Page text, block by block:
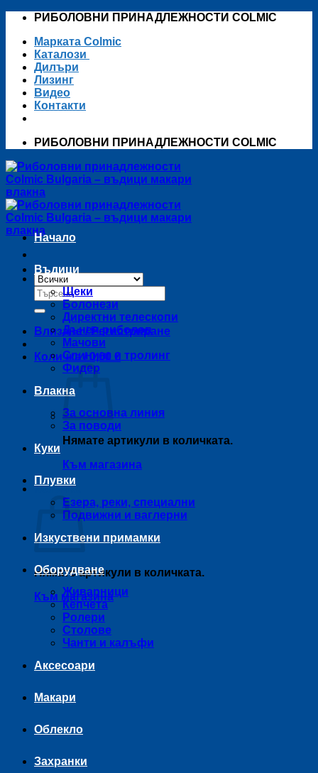
Skip
content
РИБОЛОВНИ ПРИНАДЛЕЖНОСТИ COLMIC
Марката Colmic
Каталози
Дилъри
Лизинг
Видео
Контакти
РИБОЛОВНИ ПРИНАДЛЕЖНОСТИ COLMIC
Търсене
за:
Влизане / Регистриране
Количка /0,00 €
Нямате артикули в количката.
Към магазина
Количка
Нямате артикули в количката.
Към магазина
Начало
Въдици
Щеки
Болонези
Директни телескопи
Дънен риболов
Мачови
Спининг и тролинг
Фидер
Влакна
За основна линия
За поводи
Куки
Плувки
Езера, реки, специални
Подвижни и ваглерни
Изкуствени примамки
Оборудване
Живарници
Кепчета
Ролери
Столове
Чанти и калъфи
Аксесоари
Макари
Облекло
Захранки